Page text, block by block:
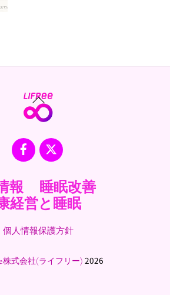
Back
To
Facebook
X
報
睡眠改善
経営と睡眠
個人情報保護方針
株式会社(ライフリー) 2026